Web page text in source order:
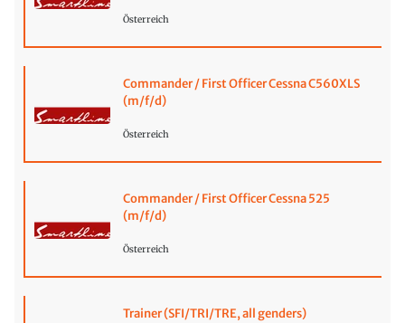
Österreich
Commander / First Officer Cessna C560XLS
(m/f/d)
Österreich
Commander / First Officer Cessna 525
(m/f/d)
Österreich
Trainer (SFI/TRI/TRE, all genders)